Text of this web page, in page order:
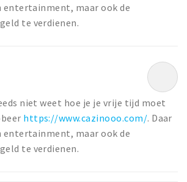
entertainment, maar ook de
te verdienen.
niet weet hoe je je vrije tijd moet
https://www.cazinooo.com/. Daar
entertainment, maar ook de
te verdienen.